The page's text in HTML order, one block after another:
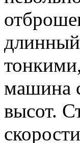
машина
высот.